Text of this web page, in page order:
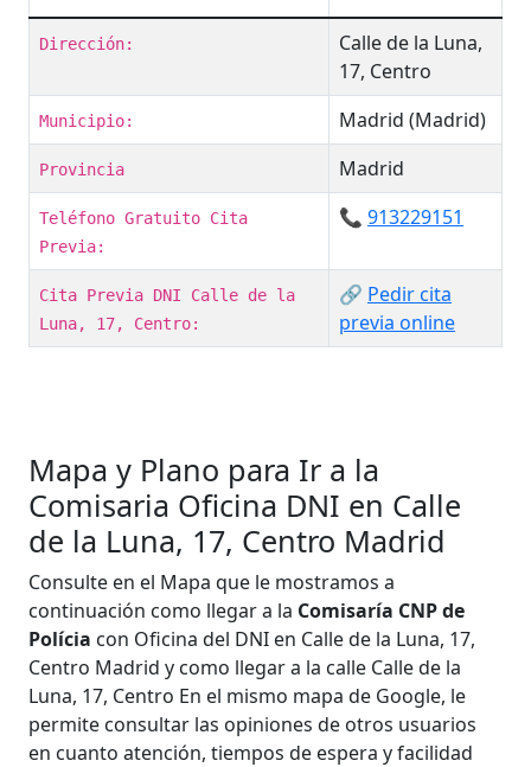
Dirección:
Calle de la Luna,
17, Centro
Municipio: Madrid (Madrid)
Provincia Madrid
Teléfono Gratuito Cita
Previa:
📞 913229151
Cita Previa DNI Calle de la
Luna, 17, Centro:
🔗 Pedir cita
previa online
Mapa y Plano para Ir a la
Comisaria Oficina DNI en Calle
de la Luna, 17, Centro Madrid
Consulte en el Mapa que le mostramos a
continuación como llegar a la Comisaría CNP de
Polícia con Oficina del DNI en Calle de la Luna, 17,
Centro Madrid y como llegar a la calle Calle de la
Luna, 17, Centro En el mismo mapa de Google, le
permite consultar las opiniones de otros usuarios
en cuanto atención, tiempos de espera y facilidad